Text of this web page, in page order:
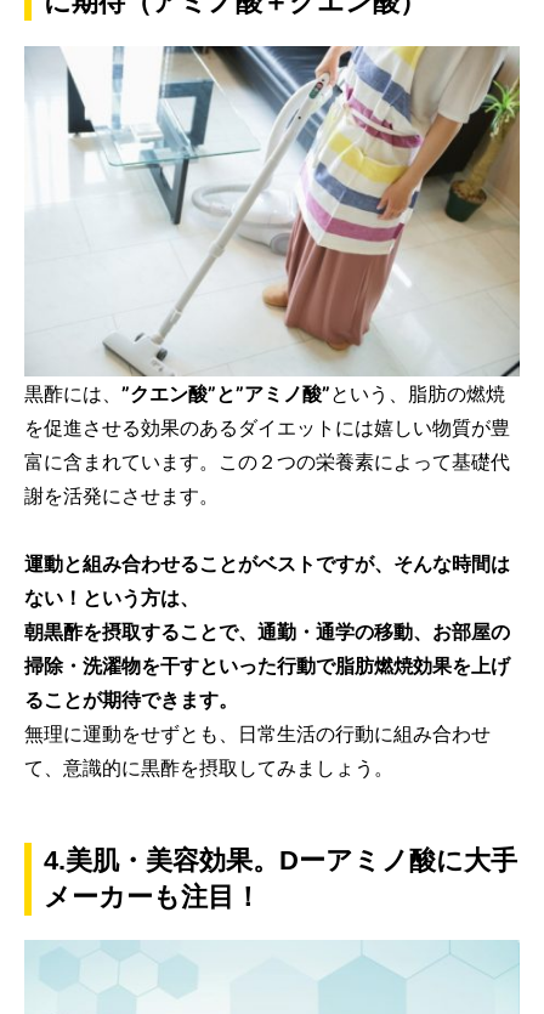
黒酢には、 ”クエン酸”と”アミノ酸”という、脂肪の燃焼
を促進させる効果のあるダイエットには嬉しい物質が豊
富に含まれています。この２つの栄養素によって基礎代
謝を活発にさせます。
運動と組み合わせることがベストですが、そんな時間は
ない！という方は、
朝黒酢を摂取することで、通勤・通学の移動、お部屋の
掃除・洗濯物を干すといった行動で脂肪燃焼効果を上げ
ることが期待できます。
無理に運動をせずとも、日常生活の行動に組み合わせ
て、意識的に黒酢を摂取してみましょう。
4.美肌・美容効果。Dーアミノ酸に大手
メーカーも注目！